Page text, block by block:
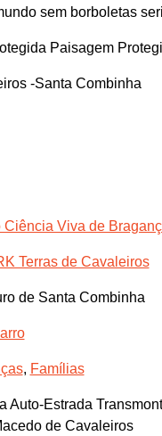
sem borboletas
Paisagem
-Santa Combinha
Ciência Viva de
Terras de Cavaleiros
de Santa Combinha
, Famílias
Auto-Estrada
de Cavaleiros